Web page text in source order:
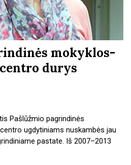
mokyklos-
durys
Pašlūžmio pagrindinės
ugdytiniams nuskambės jau
pastate. Iš 2007–2013